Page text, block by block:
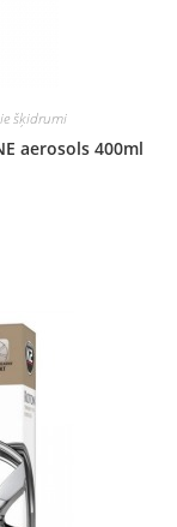
šķidrumi
aerosols 400ml